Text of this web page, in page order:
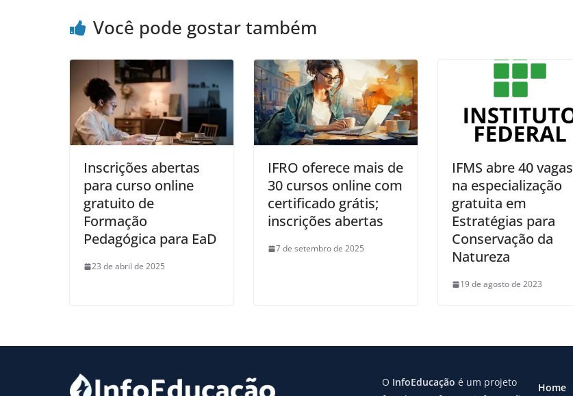
Você pode gostar também
Inscrições abertas
para curso online
gratuito de
Formação
Pedagógica para EaD
23 de abril de 2025
IFRO oferece mais de
30 cursos online com
certificado grátis;
inscrições abertas
7 de setembro de 2025
IFMS abre 40 vagas
na especialização
gratuita em
Estratégias para
Conservação da
Natureza
19 de agosto de 2023
O InfoEducação é um projeto
Home